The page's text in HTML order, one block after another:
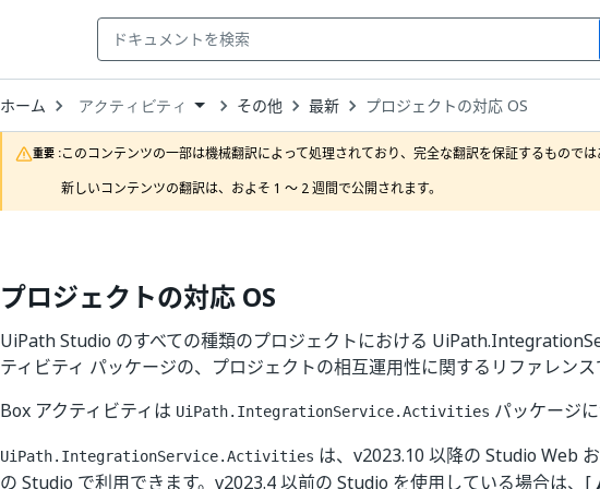
ホーム Open
Dropdown
to
choose
product
アクティビティ その他 最新 プロジェクトの対応 OS
重要 :このコンテンツの一部は機械翻訳によって処理されており、完全な翻訳を保証するもので
新しいコンテンツの翻訳は、およそ 1 ～ 2 週間で公開されます。
プロジェクトの対応 OS
UiPath Studio のすべての種類のプロジェクトにおける
ティビティ パッケージの、プロジェクトの相互運用性に関するリファレンス
Box アクティビティは UiPath.IntegrationService.Activities パッケージ
UiPath.IntegrationService.Activities は、v2023.10 以降の Studio Web
の Studio で利用できます。v2023.4 以前の Studio を使用している場合は、[